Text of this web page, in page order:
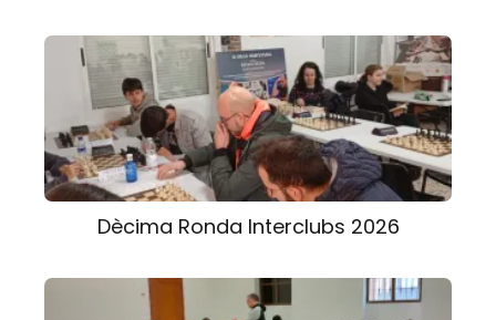
Dècima Ronda Interclubs 2026